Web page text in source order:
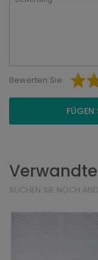
Bewerten Sie:
FÜGEN
SUCHEN SIE NOCH